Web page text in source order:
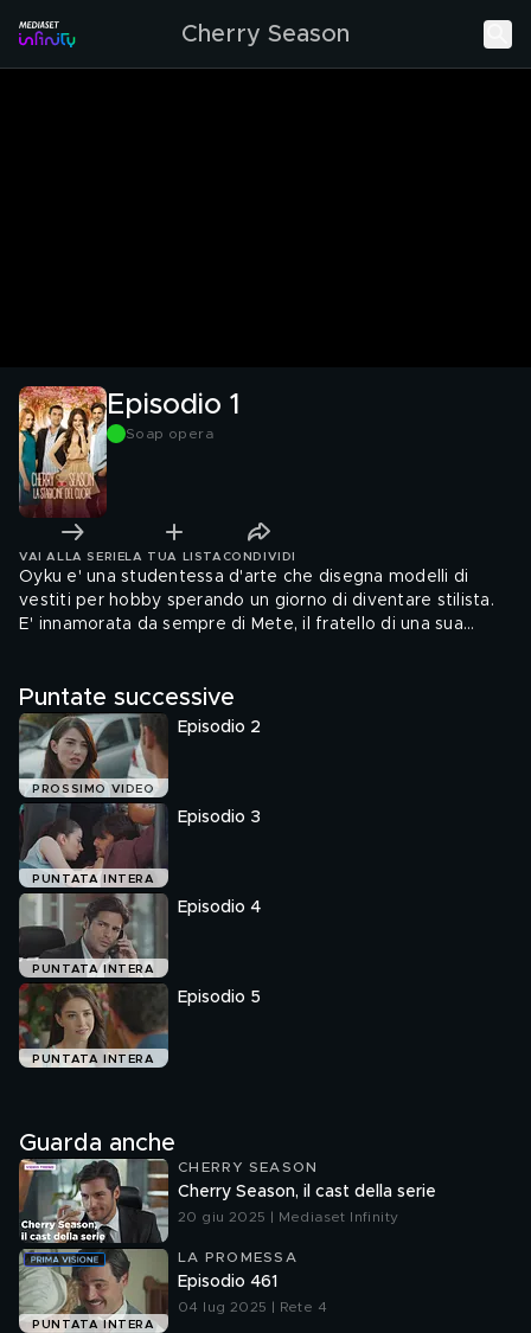
Cherry Season
Episodio 1
Soap opera
VAI ALLA SERIE LA TUA LISTA CONDIVIDI
Oyku e' una studentessa d'arte che disegna modelli di
vestiti per hobby sperando un giorno di diventare stilista.
E' innamorata da sempre di Mete, il fratello di una sua
altro ragazzo, Ayaz.
Puntate successive
PROSSIMO VIDEO
Episodio 2
PUNTATA INTERA
Episodio 3
PUNTATA INTERA
Episodio 4
PUNTATA INTERA
Episodio 5
Guarda anche
CHERRY SEASON
Cherry Season, il cast della serie
20 giu 2025 | Mediaset Infinity
PUNTATA INTERA
LA PROMESSA
Episodio 461
04 lug 2025 | Rete 4